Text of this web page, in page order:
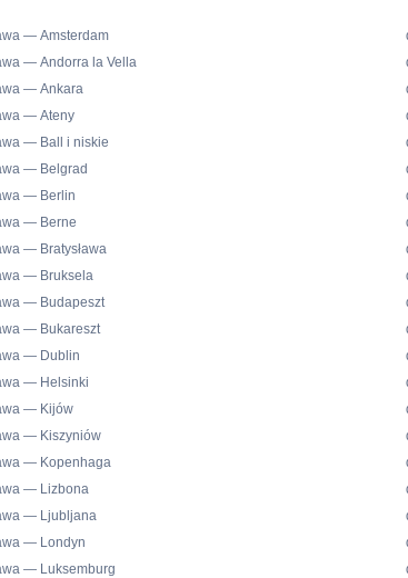
— Amsterdam
— Andorra la Vella
— Ankara
— Ateny
— Ball i niskie
— Belgrad
— Berlin
— Berne
— Bratysława
— Bruksela
— Budapeszt
— Bukareszt
— Dublin
— Helsinki
— Kijów
— Kiszyniów
— Kopenhaga
— Lizbona
— Ljubljana
— Londyn
— Luksemburg